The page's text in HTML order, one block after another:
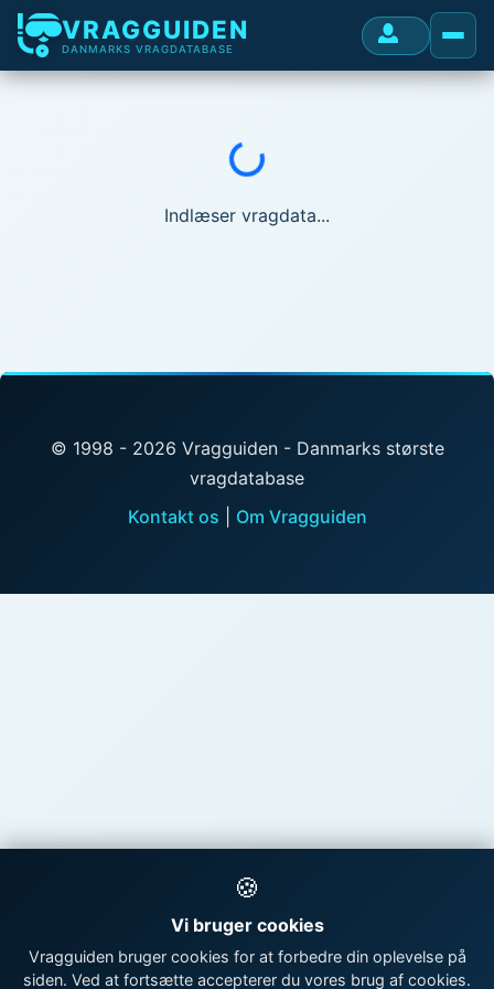
VRAGGUIDEN
DANMARKS VRAGDATABASE
Indlæser...
Indlæser vragdata...
© 1998 - 2026 Vragguiden - Danmarks største
vragdatabase
Kontakt os
Om Vragguiden
🍪
Vi bruger cookies
Vragguiden bruger cookies for at forbedre din oplevelse på
siden. Ved at fortsætte accepterer du vores brug af cookies.